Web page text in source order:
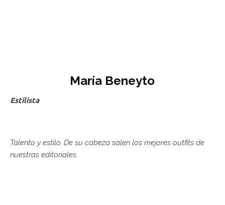
María Beneyto
Estilista
Talento y estilo. De su cabeza salen los mejores outfits de
nuestras editoriales.